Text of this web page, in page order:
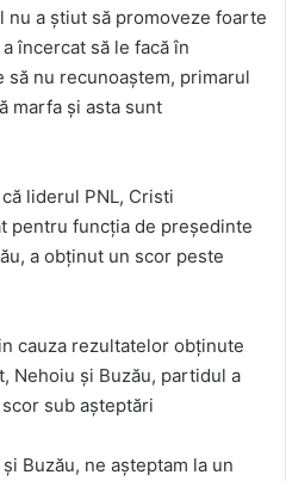
nu a știut să promoveze foarte
încercat să le facă în
să nu recunoaștem, primarul
marfa și asta sunt
liderul PNL, Cristi
pentru funcția de președinte
a obținut un scor peste
cauza rezultatelor obținute
Nehoiu și Buzău, partidul a
sub așteptări
Buzău, ne așteptam la un